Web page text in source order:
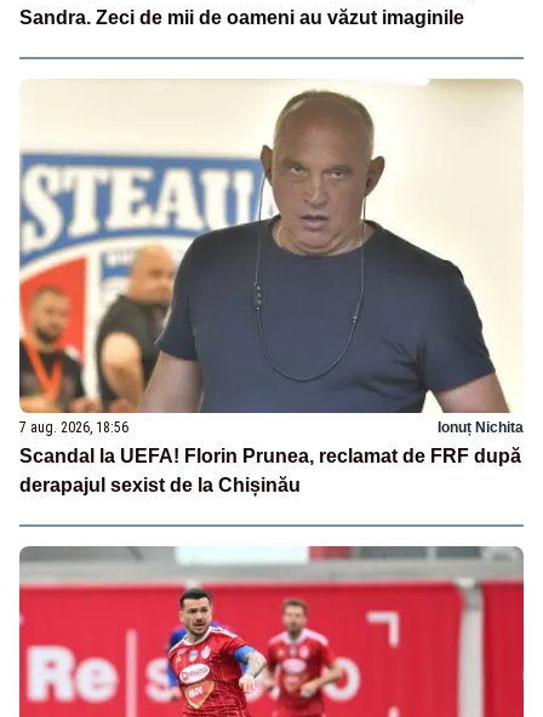
Sandra. Zeci de mii de oameni au văzut imaginile
7 aug. 2026, 18:56 Ionuț Nichita
Scandal la UEFA! Florin Prunea, reclamat de FRF după
derapajul sexist de la Chișinău